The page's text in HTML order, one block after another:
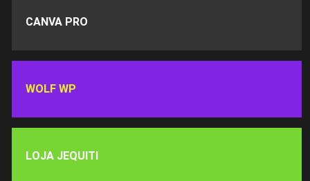
CANVA PRO
WOLF WP
LOJA JEQUITI